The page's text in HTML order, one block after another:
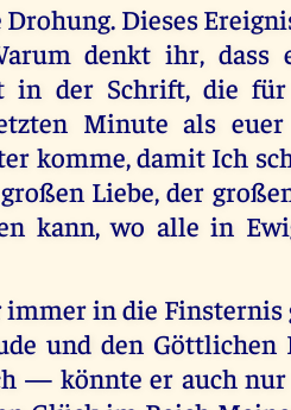
Dieses
denkt ihr, dass
in der Schrift, die
Minute als euer
komme, damit Ich
Liebe, der
kann, wo alle in
immer in die Finsternis
und den Göttlichen
— könnte er auch